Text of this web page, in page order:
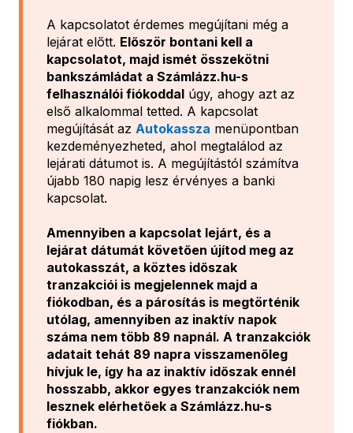
A kapcsolatot érdemes megújítani még a
lejárat előtt. Először bontani kell a
kapcsolatot, majd ismét összekötni
bankszámládat a Számlázz.hu-s
felhasználói fiókoddal úgy, ahogy azt az
első alkalommal tetted. A kapcsolat
megújítását az Autokassza menüpontban
kezdeményezheted, ahol megtalálod az
lejárati dátumot is. A megújítástól számítva
újabb 180 napig lesz érvényes a banki
kapcsolat.
Amennyiben a kapcsolat lejárt, és a
lejárat dátumát követően újítod meg az
autokasszát, a köztes időszak
tranzakciói is megjelennek majd a
fiókodban, és a párosítás is megtörténik
utólag, amennyiben az inaktív napok
száma nem több 89 napnál. A tranzakciók
adatait tehát 89 napra visszamenőleg
hívjuk le, így ha az inaktív időszak ennél
hosszabb, akkor egyes tranzakciók nem
lesznek elérhetőek a Számlázz.hu-s
fiókban.